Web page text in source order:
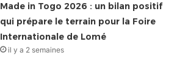
Made in Togo 2026 : un bilan positif
qui prépare le terrain pour la Foire
Internationale de Lomé
il y a 2 semaines